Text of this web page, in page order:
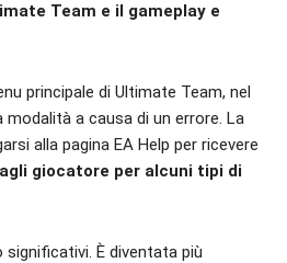
Team e il gameplay e
principale di Ultimate Team, nel
a causa di un errore. La
alla pagina EA Help per ricevere
giocatore per alcuni tipi di
È diventata più